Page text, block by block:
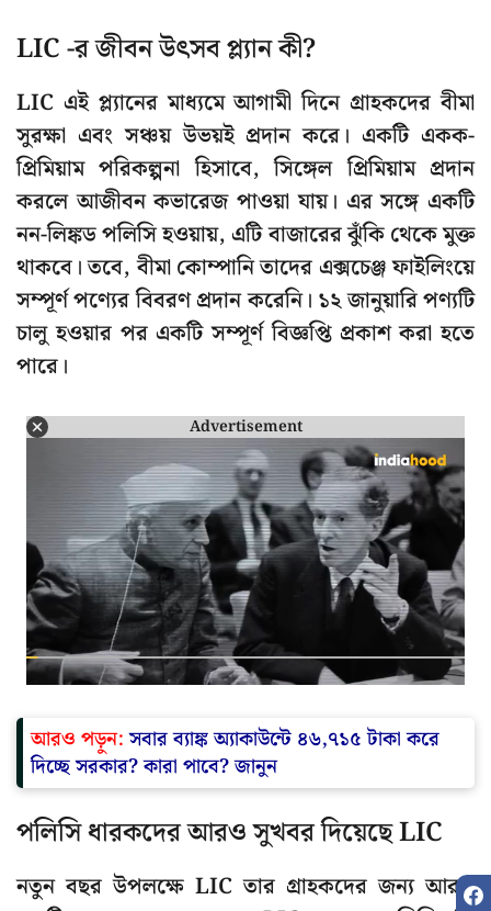
LIC -র জীবন উৎসব প্ল্যান কী?
LIC এই প্ল্যানের মাধ্যমে আগামী দিনে গ্রাহকদের বীমা
সুরক্ষা এবং সঞ্চয় উভয়ই প্রদান করে। একটি একক-
প্রিমিয়াম পরিকল্পনা হিসাবে, সিঙ্গেল প্রিমিয়াম প্রদান
করলে আজীবন কভারেজ পাওয়া যায়। এর সঙ্গে একটি
নন-লিঙ্কড পলিসি হওয়ায়, এটি বাজারের ঝুঁকি থেকে মুক্ত
থাকবে। তবে, বীমা কোম্পানি তাদের এক্সচেঞ্জ ফাইলিংয়ে
সম্পূর্ণ পণ্যের বিবরণ প্রদান করেনি। ১২ জানুয়ারি পণ্যটি
চালু হওয়ার পর একটি সম্পূর্ণ বিজ্ঞপ্তি প্রকাশ করা হতে
পারে।
Advertisement
আরও পড়ুন:সবার ব্যাঙ্ক অ্যাকাউন্টে ৪৬,৭১৫ টাকা করে
দিচ্ছে সরকার? কারা পাবে? জানুন
পলিসি ধারকদের আরও সুখবর দিয়েছে LIC
নতুন বছর উপলক্ষে LIC তার গ্রাহকদের জন্য আরও